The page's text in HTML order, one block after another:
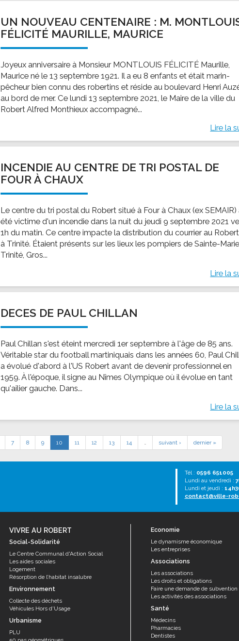
UN NOUVEAU CENTENAIRE : M.
FÉLICITÉ MAURILLE, MAURICE
Joyeux anniversaire à Monsieur MONTLOUIS FÉLICITÉ Maurille,
Maurice né le 13 septembre 1921. Il a eu 8 enfants et était marin-
pêcheur bien connu des robertins et réside au boulevard Henri
au bord de mer. Ce lundi 13 septembre 2021, le Maire de la ville du
Robert Alfred Monthieux accompagné...
Lire la
INCENDIE AU CENTRE DE TRI POSTAL DE
FOUR À CHAUX
Le centre du tri postal du Robert situé à Four à Chaux (ex SEMAIR)
été victime d'un incendie dans la nuit du jeudi 9 septembre 2021
1h du matin. Ce centre impacte la distribution du courrier au
à Trinité. Étaient présents sur les lieux les pompiers de Sainte-Marie,
Trinité, Gros...
Lire la
DECES DE PAUL CHILLAN
Paul Chillan s'est éteint mercredi 1er septembre à l'âge de 85 ans.
Véritable star du football martiniquais dans les années 60, Paul
a évolué d'abord à l'US Robert avant de devenir professionnel en
1959. À l'époque, il signe au Nîmes Olympique où il évolue en tant
qu'ailier gauche. Dans...
Lire la
7 8 9 10 11 12 13 14 suivant › dernier »
Tél : 0596 651005
Lundi au vendredi :
Lundi et jeudi :
contact@ville-
VIVRE AU ROBERT
Social-Solidarité
Le Centre Communal d'Action Social
Les aides sociales
Logement
Résorption de l’habitat insalubre
Environnement
Collecte des déchets
Véhicules Hors d'Usage
Urbanisme
PLU
Economie
Le dynamisme économique
Les entreprises
Associations
Les associations
Les droits et obligations
Faire une demande de subvention
Les activités des associations
Santé
Médecins
Pharmacies
Dentistes